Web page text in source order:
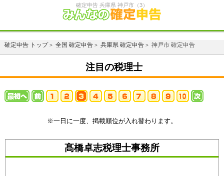
確定申告 兵庫県 神戸市（3）
確定申告 トップ＞ 全国 確定申告＞ 兵庫県 確定申告＞ 神戸市 確定申告
注目の税理士
※一日に一度、掲載順位が入れ替わります。
髙橋卓志税理士事務所